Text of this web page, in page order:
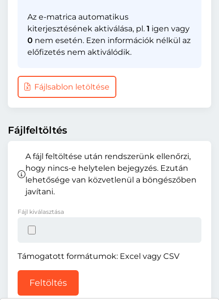
Az e-matrica automatikus
kiterjesztésének aktiválása, pl. 1 igen vagy
0 nem esetén. Ezen információk nélkül az
előfizetés nem aktiválódik.
Fájlsablon letöltése
Fájlfeltöltés
A fájl feltöltése után rendszerünk ellenőrzi,
hogy nincs-e helytelen bejegyzés. Ezután
lehetősége van közvetlenül a böngészőben
javítani.
Fájl kiválasztása
Támogatott formátumok: Excel vagy CSV
Feltöltés